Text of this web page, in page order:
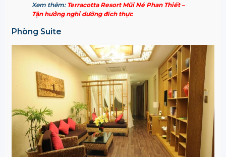
Xem thêm: Terracotta Resort Mũi Né Phan Thiết –
Tận hưởng nghỉ dưỡng đích thực
Phòng Suite